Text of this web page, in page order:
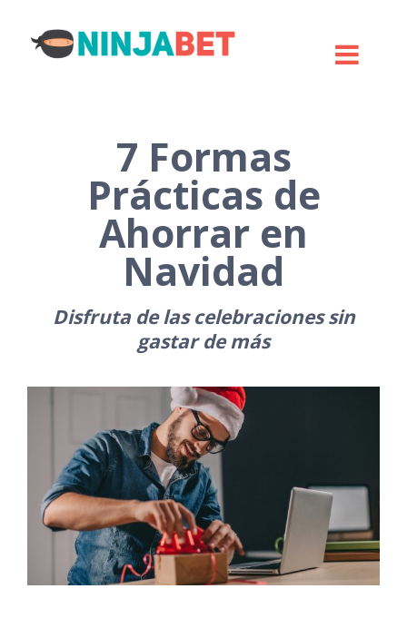
7 Formas
Prácticas de
Ahorrar en
Navidad
Disfruta de las celebraciones sin
gastar de más